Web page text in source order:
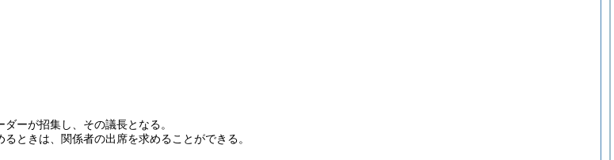
ーが招集し、その議長となる。
ときは、関係者の出席を求めることができる。